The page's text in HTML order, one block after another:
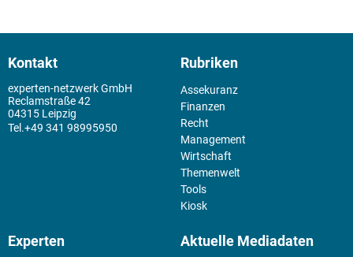
Kontakt
experten-netzwerk GmbH
Reclamstraße 42
04315 Leipzig
+49 341 98995950
Rubriken
Assekuranz
Finanzen
Recht
Management
Wirtschaft
Themenwelt
Tools
Kiosk
Experten Aktuelle Mediadaten